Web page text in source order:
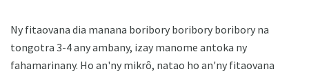
Ny fitaovana dia manana boribory boribory boribory na
tongotra 3-4 any ambany, izay manome antoka ny
fahamarinany. Ho an'ny mikrô, natao ho an'ny fitaovana